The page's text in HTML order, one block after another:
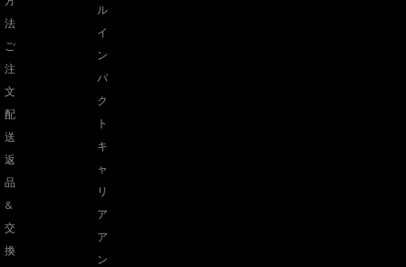
法
ご
注
文
配
送
返
品
&
交
換
ル
イ
ン
パ
ク
ト
キ
ャ
リ
ア
ア
ン